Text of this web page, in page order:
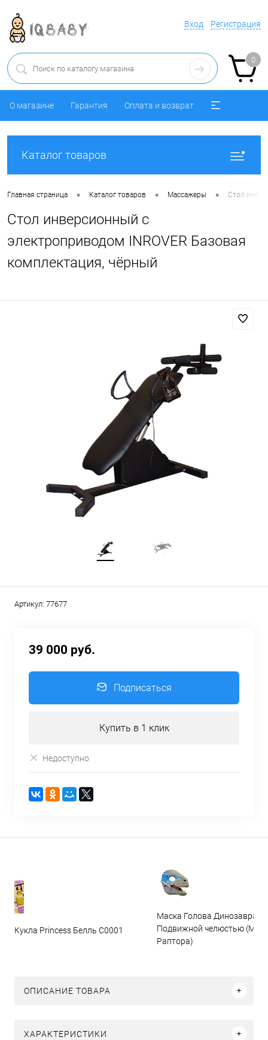
Вход Регистрация
0
О магазине Гарантия Оплата и возврат
Каталог товаров
Главная страница • Каталог товаров • Массажеры • Стол
Стол инверсионный с
электроприводом INROVER Базовая
комплектация, чёрный
Артикул: 77677
39 000 руб.
Подписаться
Купить в 1 клик
Недоступно
Кукла Princess Белль C0001
Маска Голова Динозавра с
Подвижной челюстью
Раптора)
ОПИСАНИЕ ТОВАРА
ХАРАКТЕРИСТИКИ